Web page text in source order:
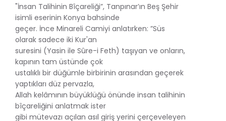
"İnsan Talihinin Bîçareliği”, Tanpınar’ın Beş Şehir
isimli eserinin Konya bahsinde
geçer. İnce Minareli Camiyi anlatırken: ”Süs
olarak sadece iki Kur'an
suresini (Yasin ile Sûre-i Feth) taşıyan ve onların,
kapının tam üstünde çok
ustalıklı bir düğümle birbirinin arasından geçerek
yaptıkları düz pervazla,
Allah kelâmının büyüklüğü önünde insan talihinin
bîçareliğini anlatmak ister
gibi mütevazı açılan asıl giriş yerini çerçeveleyen